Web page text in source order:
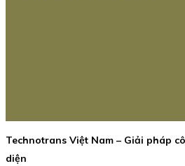
Technotrans Việt Nam – Giải pháp
diện